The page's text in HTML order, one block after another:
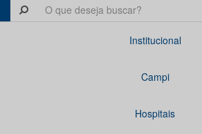
Institucional
Campi
Hospitais